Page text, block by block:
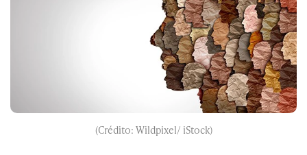
(Crédito: Wildpixel/ iStock)